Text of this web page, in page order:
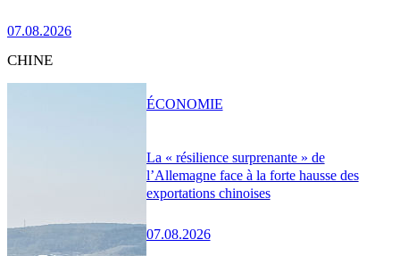
07.08.2026
CHINE
La « résilience surprenante » de
l’Allemagne face à la forte hausse des
exportations chinoises
07.08.2026
ÉCONOMIE